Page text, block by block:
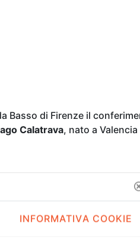
Basso di Firenze il
Calatrava, nato a Valencia
Florence Biennale. Mostra
motivazione:
«Il
sua audace
e realizzati in
INFORMATIVA COOKIE